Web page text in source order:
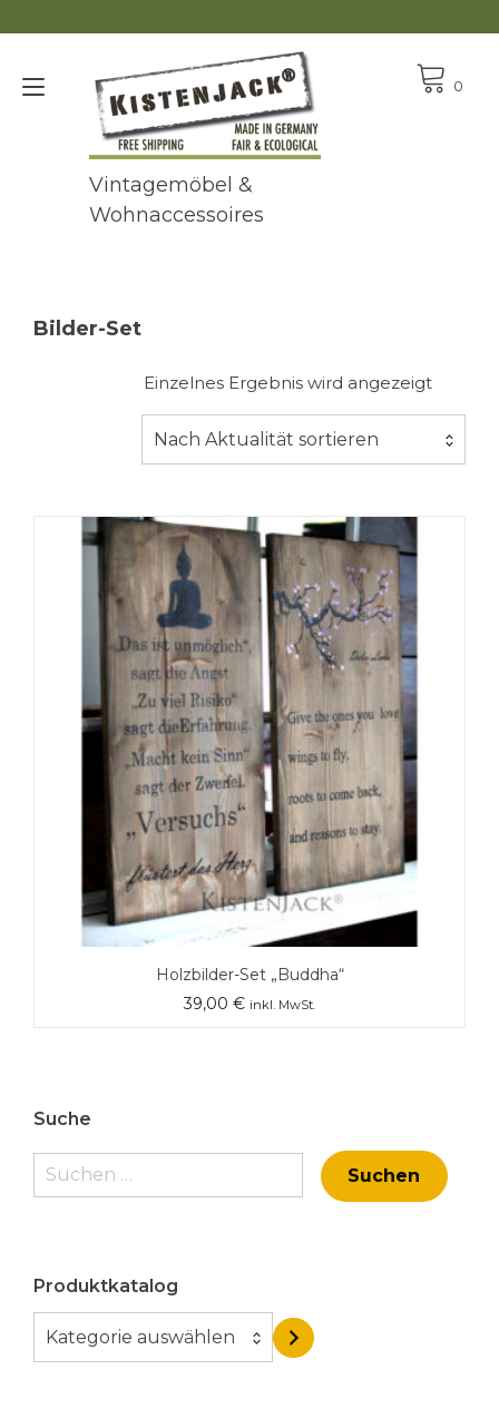
Inhalt
Vintagemöbel &
Wohnaccessoires
Navigation
umschalten
0
Bilder-Set
Einzelnes Ergebnis wird angezeigt
Nach Aktualität sortieren
Holzbilder-Set „Buddha“
39,00 € inkl. MwSt.
Suche
Suchen
nach:
Produktkatalog
a
Kategorie auswählen